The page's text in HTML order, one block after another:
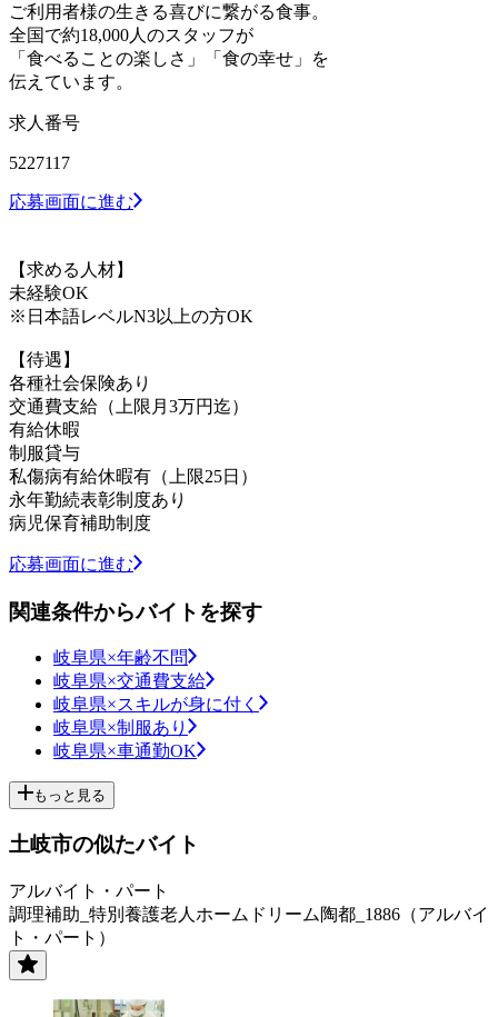
ご利用者様の生きる喜びに繋がる食事。
全国で約18,000人のスタッフが
「食べることの楽しさ」「食の幸せ」を
伝えています。
求人番号
5227117
応募画面に進む
【求める人材】
未経験OK
※日本語レベルN3以上の方OK
【待遇】
各種社会保険あり
交通費支給（上限月3万円迄）
有給休暇
制服貸与
私傷病有給休暇有（上限25日）
永年勤続表彰制度あり
病児保育補助制度
応募画面に進む
関連条件からバイトを探す
岐阜県×年齢不問
岐阜県×交通費支給
岐阜県×スキルが身に付く
岐阜県×制服あり
岐阜県×車通勤OK
もっと見る
土岐市の似たバイト
アルバイト・パート
調理補助_特別養護老人ホームドリーム陶都_1886（アルバイ
ト・パート）